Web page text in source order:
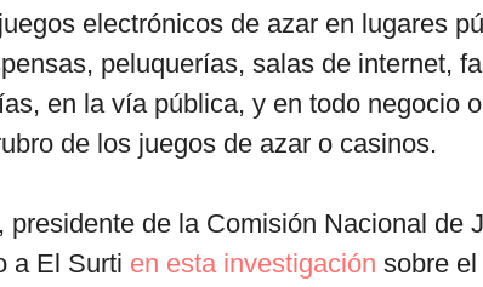
electrónicos de azar en lugares
peluquerías, salas de internet,
en la vía pública, y en todo negocio
de los juegos de azar o casinos.
presidente de la Comisión Nacional de
a El Surti en esta investigación sobre